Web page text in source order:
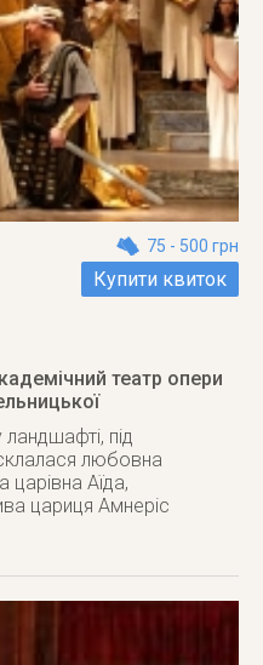
75 - 500 грн
Купити квиток
театр опери
під
любовна
царівна Аїда,
цариця Амнеріс